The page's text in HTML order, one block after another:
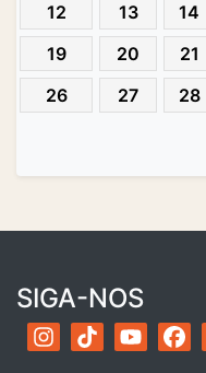
12
13 14
19
20 21
26
27 28
SIGA-NOS